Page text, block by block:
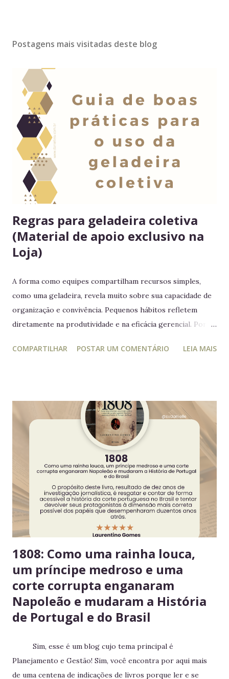
Postagens mais visitadas deste blog
Regras para geladeira coletiva
(Material de apoio exclusivo na
Loja)
A forma como equipes compartilham recursos simples,
como uma geladeira, revela muito sobre sua capacidade de
organização e convivência. Pequenos hábitos refletem
diretamente na produtividade e na eficácia gerencial. Por
da educação estratégica e gerencial : respeito ao espaço
convivência e evita conflitos desnecessários. 2. Organize
seus alimentos em um único espaço Facilita o controle da
validade e mantém a geladeira práticas para todos. 3.
Consuma apenas o que é seu Evita mal-entendidos e
reforça a confiança entre colegas. 4. Derramou algo? Limpe
na hora Higiene imediata garante um ambiente limpo e
agradável para o próximo usuário. 5. Não deixe alimentos
estragarem Escolha um dia fixo da semana para revisar
seus itens e evitar desperdício. 6....
COMPARTILHAR POSTAR UM COMENTÁRIO LEIA MAIS
1808: Como uma rainha louca,
um príncipe medroso e uma
corte corrupta enganaram
Napoleão e mudaram a História
de Portugal e do Brasil
Sim, esse é um blog cujo tema principal é
Planejamento e Gestão! Sim, você encontra por aqui mais
de uma centena de indicações de livros porque ler e se